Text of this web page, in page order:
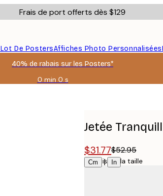
Frais de port offerts dès $129
Lot De PostersAffiches Photo Personnalisées
40% de rabais sur les Posters*
0 min 0 s
Valable
Jetée
$31.77$52.95
Cm | In
Choisissez la taille